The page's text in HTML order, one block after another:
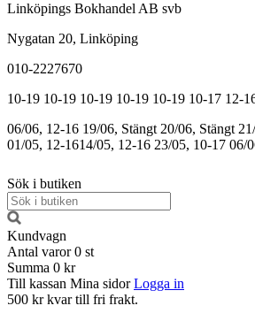
Linköpings Bokhandel AB svb
Nygatan 20, Linköping
010-2227670
10-19 10-19 10-19 10-19 10-19 10-17 12-
06/06, 12-16 19/06, Stängt 20/06, Stängt
01/05, 12-1614/05, 12-16 23/05, 10-17 06/
Sök i butiken
Kundvagn
Antal varor 0 st
Summa 0 kr
Till kassan Mina sidor Logga in
500 kr kvar till fri frakt.